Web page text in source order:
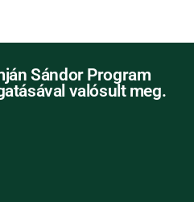
Sándor Program
valósult meg.